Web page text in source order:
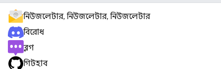
নিউজলেটার, নিউজলেটার, নিউজলেটার
বিরোধ
ব্লগ
গিটহাব